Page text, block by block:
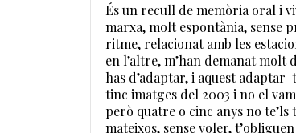
És un recull de memòria oral i
marxa, molt espontània, sense
ritme, relacionat amb les
en l’altre, m’han demanat
has d’adaptar, i aquest
tinc imatges del 2003 i no el
però quatre o cinc anys no
mateixos, sense voler,